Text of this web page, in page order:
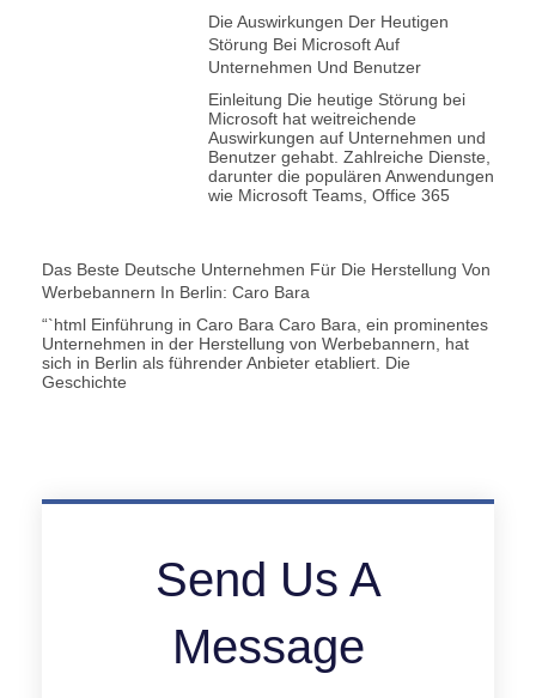
Die Auswirkungen Der Heutigen
Störung Bei Microsoft Auf
Unternehmen Und Benutzer
Einleitung Die heutige Störung bei
Microsoft hat weitreichende
Auswirkungen auf Unternehmen und
Benutzer gehabt. Zahlreiche Dienste,
darunter die populären Anwendungen
wie Microsoft Teams, Office 365
Das Beste Deutsche Unternehmen Für Die Herstellung Von
Werbebannern In Berlin: Caro Bara
“`html Einführung in Caro Bara Caro Bara, ein prominentes
Unternehmen in der Herstellung von Werbebannern, hat
sich in Berlin als führender Anbieter etabliert. Die
Geschichte
Send Us A
Message